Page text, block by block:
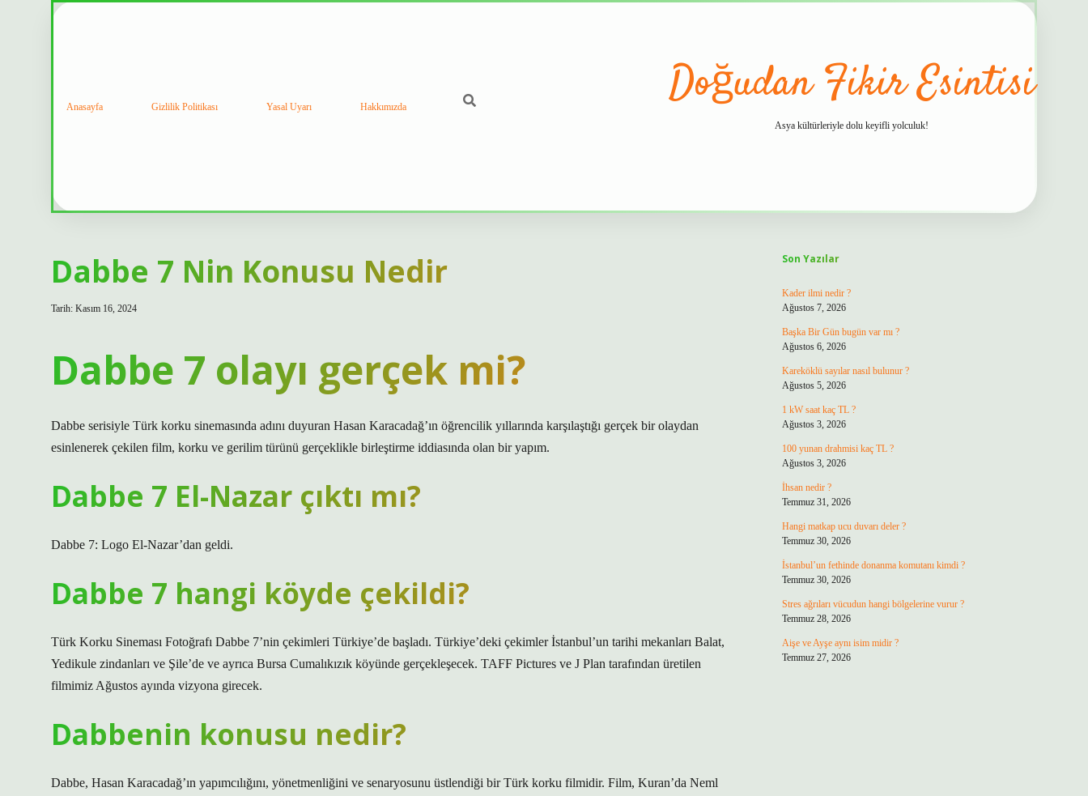
Anasayfa Gizlilik Politikası Yasal Uyarı Hakkımızda Doğudan Fikir Esintisi
Asya kültürleriyle dolu keyifli yolculuk!
Dabbe 7 Nin Konusu Nedir
Tarih: Kasım 16, 2024
Dabbe 7 olayı gerçek mi?
Dabbe serisiyle Türk korku sinemasında adını duyuran Hasan Karacadağ’ın öğrencilik yıllarında karşılaştığı gerçek bir olaydan
esinlenerek çekilen film, korku ve gerilim türünü gerçeklikle birleştirme iddiasında olan bir yapım.
Dabbe 7 El-Nazar çıktı mı?
Dabbe 7: Logo El-Nazar’dan geldi.
Dabbe 7 hangi köyde çekildi?
Türk Korku Sineması Fotoğrafı Dabbe 7’nin çekimleri Türkiye’de başladı. Türkiye’deki çekimler İstanbul’un tarihi mekanları Balat,
Yedikule zindanları ve Şile’de ve ayrıca Bursa Cumalıkızık köyünde gerçekleşecek. TAFF Pictures ve J Plan tarafından üretilen
filmimiz Ağustos ayında vizyona girecek.
Dabbenin konusu nedir?
Dabbe, Hasan Karacadağ’ın yapımcılığını, yönetmenliğini ve senaryosunu üstlendiği bir Türk korku filmidir. Film, Kuran’da Neml
Son Yazılar
Kader ilmi nedir ?
Ağustos 7, 2026
Başka Bir Gün bugün var mı ?
Ağustos 6, 2026
Kareköklü sayılar nasıl bulunur ?
Ağustos 5, 2026
1 kW saat kaç TL ?
Ağustos 3, 2026
100 yunan drahmisi kaç TL ?
Ağustos 3, 2026
İhsan nedir ?
Temmuz 31, 2026
Hangi matkap ucu duvarı deler ?
Temmuz 30, 2026
İstanbul’un fethinde donanma komutanı kimdi ?
Temmuz 30, 2026
Stres ağrıları vücudun hangi bölgelerine vurur ?
Temmuz 28, 2026
Aişe ve Ayşe aynı isim midir ?
Temmuz 27, 2026